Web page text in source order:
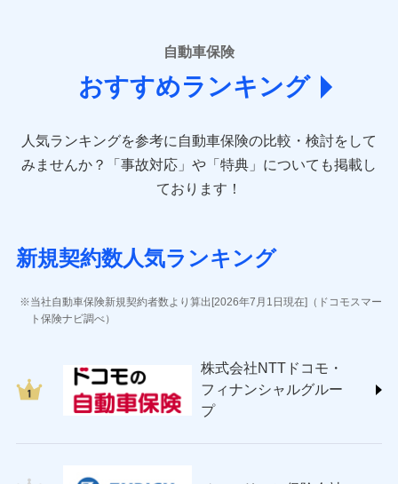
あいおいニッセイ同和損害保険株式会社
(https://www.aioinissaydowa.co.jp/)
アクサ損害保険株式会社 (https://www.axa-
direct.co.jp/)
sompo.co.jp/)
東京海上ダイレクト損害保険株式会社 (https://www.e-
AIG損害保険株式会社 (https://www.aig.co.jp/sonpo)
ジェイアイ傷害火災保険株式会社
ソニー損害保険株式会社
(https://www.sonysonpo.co.jp/)
ＳＯＭＰＯダイレクト損害保険株式会社
(https://www.sompo-direct.co.jp/)
チューリッヒ保険会社 (https://www.zurich.co.jp/)
自動車保険
おすすめランキング
人気ランキングを参考に自動車保険の比較・検討をして
みませんか？
「事故対応」や「特典」についても掲載し
ております！
新規契約数人気ランキング
当社自動車保険新規契約者数より算出[2026年7月1日現在]（ドコモスマー
ト保険ナビ調べ）
株式会社NTTドコモ・
フィナンシャルグルー
プ